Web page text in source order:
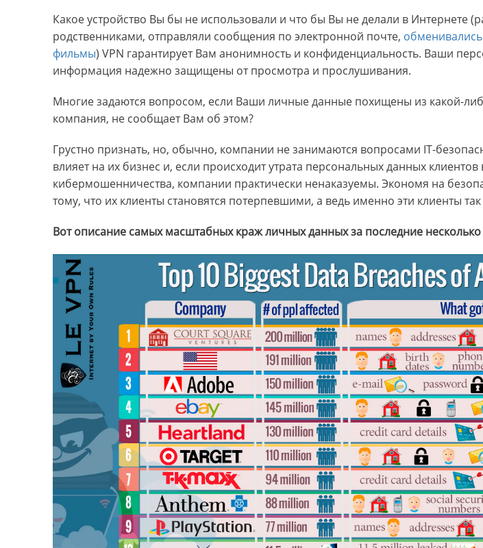
Какое устройство Вы бы не использовали и что бы Вы не делали в Интернете
родственниками, отправляли сообщения по электронной почте,
фильмы) VPN гарантирует Вам анонимность и конфиденциальность. Ваши
информация надежно защищены от просмотра и прослушивания.
Многие задаются вопросом, если Ваши личные данные похищены из какой-
компания, не сообщает Вам об этом?
Грустно признать, но, обычно, компании не занимаются вопросами IT-
влияет на их бизнес и, если происходит утрата персональных данных клиентов
кибермошенничества, компании практически ненаказуемы. Экономя на
тому, что их клиенты становятся потерпевшими, а ведь именно эти клиенты
Вот описание самых масштабных краж личных данных за последние несколько